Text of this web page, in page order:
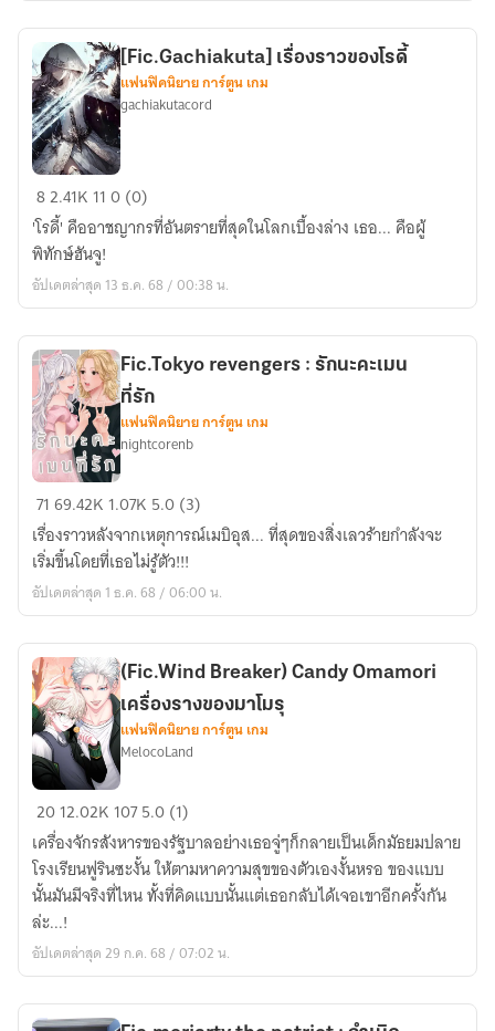
นั้น
ระวัง
อันตราย!
[Fic.Gachiakuta]
เรื่อง
ราว
ของ
โร
[Fic.Gachiakuta] เรื่องราวของโรดี้
แฟนฟิคนิยาย การ์ตูน เกม
gachiakutacord
82.41K 110 (0)
'โรดี้' คืออาชญากรที่อันตรายที่สุดในโลกเบื้องล่าง เธอ... คือผู้
พิทักษ์ฮันจู!
อัปเดตล่าสุด 13 ธ.ค. 68 / 00:38 น.
Fic.Tokyo
revengers
:
รัก
นะ
เมน
ที่รัก
Fic.Tokyo revengers : รักนะคะเมน
ที่รัก
แฟนฟิคนิยาย การ์ตูน เกม
nightcorenb
7169.42K 1.07K 5.0 (3)
เรื่องราวหลังจากเหตุการณ์เมบิอุส... ที่สุดของสิ่งเลวร้ายกำลังจะ
เริ่มขึ้นโดยที่เธอไม่รู้ตัว!!!
อัปเดตล่าสุด 1 ธ.ค. 68 / 06:00 น.
(Fic.Wind
Breaker)
Candy
Omamori
เครื่องราง
ของ
มา
(Fic.Wind Breaker) Candy Omamori
เครื่องรางของมาโมรุ
แฟนฟิคนิยาย การ์ตูน เกม
MelocoLand
2012.02K 1075.0 (1)
เครื่องจักรสังหารของรัฐบาลอย่างเธอจู่ๆก็กลายเป็นเด็กมัธยมปลาย
โรงเรียนฟูรินซะงั้น ให้ตามหาความสุขของตัวเองงั้นหรอ ของแบบ
นั้นมันมีจริงที่ไหน ทั้งที่คิดแบบนั้นแต่เธอกลับได้เจอเขาอีกครั้งกัน
ล่ะ...!
อัปเดตล่าสุด 29 ก.ค. 68 / 07:02 น.